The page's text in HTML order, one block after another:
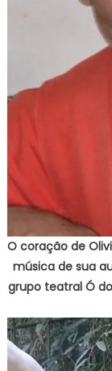
O coração de
música de sua
grupo teatral Ó